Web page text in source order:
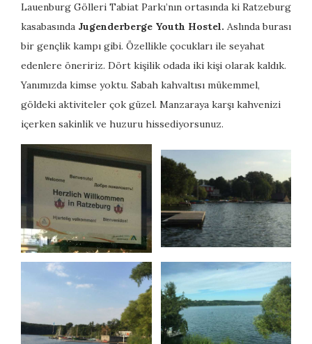
Lauenburg Gölleri Tabiat Parkı’nın ortasında ki Ratzeburg
kasabasında Jugenderberge Youth Hostel. Aslında burası
bir gençlik kampı gibi. Özellikle çocukları ile seyahat
edenlere öneririz. Dört kişilik odada iki kişi olarak kaldık.
Yanımızda kimse yoktu. Sabah kahvaltısı mükemmel,
göldeki aktiviteler çok güzel. Manzaraya karşı kahvenizi
içerken sakinlik ve huzuru hissediyorsunuz.